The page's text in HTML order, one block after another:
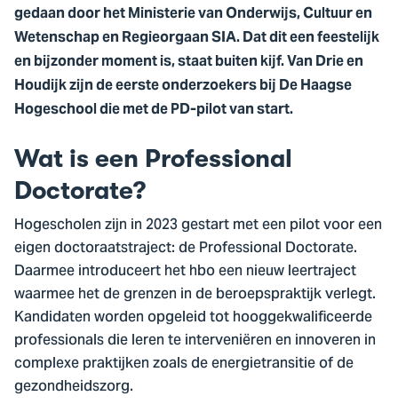
gedaan door het Ministerie van Onderwijs, Cultuur en
Wetenschap en Regieorgaan SIA. Dat dit een feestelijk
en bijzonder moment is, staat buiten kijf. Van Drie en
Houdijk zijn de eerste onderzoekers bij De Haagse
Hogeschool die met de PD-pilot van start.
Wat is een Professional
Doctorate?
Hogescholen zijn in 2023 gestart met een pilot voor een
eigen doctoraatstraject: de Professional Doctorate.
Daarmee introduceert het hbo een nieuw leertraject
waarmee het de grenzen in de beroepspraktijk verlegt.
Kandidaten worden opgeleid tot hooggekwalificeerde
professionals die leren te interveniëren en innoveren in
complexe praktijken zoals de energietransitie of de
gezondheidszorg.